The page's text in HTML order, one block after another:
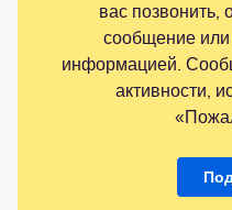
вас позвонить,
сообщение или
информацией.
активности,